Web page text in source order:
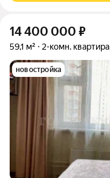
14 400 000 ₽
59,1 м² 2-комн. квартира
новостройка